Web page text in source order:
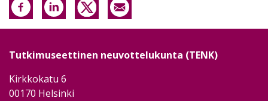
Tutkimuseettinen neuvottelukunta (TENK)
Kirkkokatu 6
00170 Helsinki